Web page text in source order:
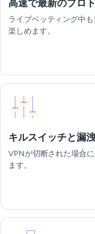
高速で最新のプロ
ライブベッティング中
楽しめます。
キルスイッチと漏
VPNが切断された場合
ます。